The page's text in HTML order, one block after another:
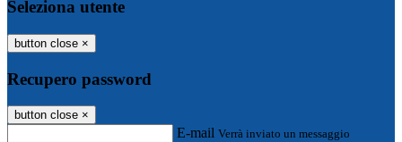
Seleziona utente
button close ×
Recupero password
button close ×
E-mail Verrà inviato un messaggio